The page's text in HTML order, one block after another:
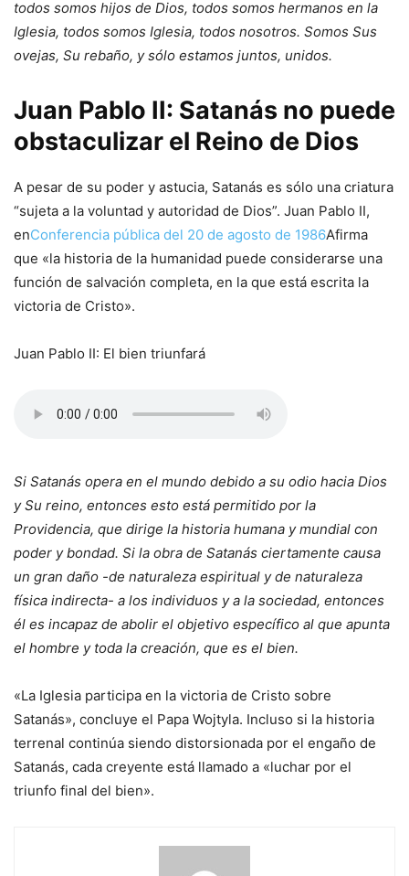
todos somos hijos de Dios, todos somos hermanos en la
Iglesia, todos somos Iglesia, todos nosotros. Somos Sus
ovejas, Su rebaño, y sólo estamos juntos, unidos.
Juan Pablo II: Satanás no puede
obstaculizar el Reino de Dios
A pesar de su poder y astucia, Satanás es sólo una criatura
“sujeta a la voluntad y autoridad de Dios”. Juan Pablo II,
enConferencia pública del 20 de agosto de 1986Afirma
que «la historia de la humanidad puede considerarse una
función de salvación completa, en la que está escrita la
victoria de Cristo».
Juan Pablo II: El bien triunfará
Si Satanás opera en el mundo debido a su odio hacia Dios
y Su reino, entonces esto está permitido por la
Providencia, que dirige la historia humana y mundial con
poder y bondad. Si la obra de Satanás ciertamente causa
un gran daño -de naturaleza espiritual y de naturaleza
física indirecta- a los individuos y a la sociedad, entonces
él es incapaz de abolir el objetivo específico al que apunta
el hombre y toda la creación, que es el bien.
«La Iglesia participa en la victoria de Cristo sobre
Satanás», concluye el Papa Wojtyla. Incluso si la historia
terrenal continúa siendo distorsionada por el engaño de
Satanás, cada creyente está llamado a «luchar por el
triunfo final del bien».